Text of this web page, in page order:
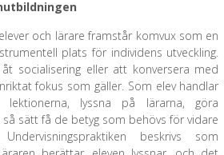
och lärare framstår komvux som en
plats för individens utveckling.
socialisering eller att konversera med
fokus som gäller. Som elev handlar
lyssna på lärarna, göra
sätt få de betyg som behövs för vidare
beskrivs som